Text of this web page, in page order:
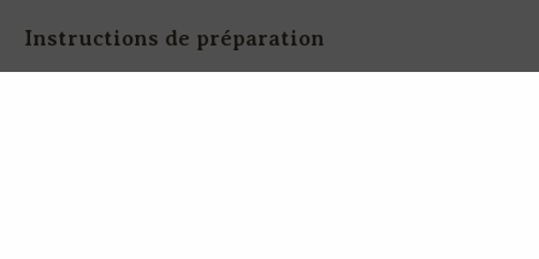
Épluchez et coupez les pommes de terre en morceaux. Faites-les
cuire à la vapeur pendant environ 15 minutes jusqu’à ce qu’elles soient
tendres.